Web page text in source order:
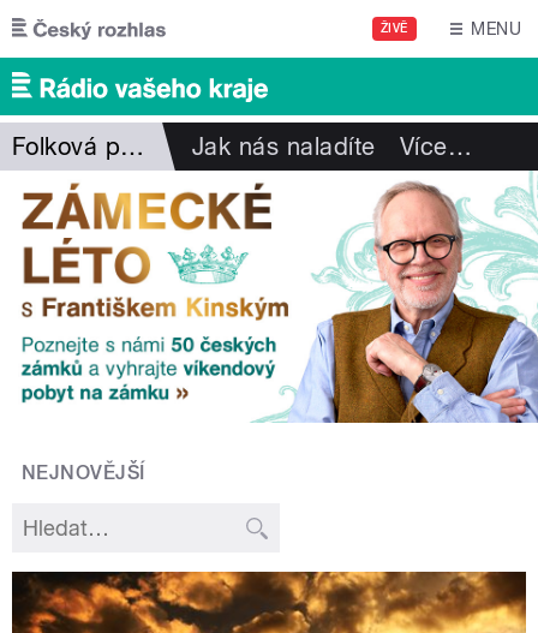
Přejít k hlavnímu obsahu
ŽIVĚ MENU
Folková pohlazení Jak nás naladíte Více…
NEJNOVĚJŠÍ